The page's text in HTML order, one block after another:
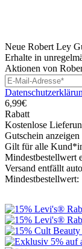
Neue Robert Ley
Erhalte in
Aktionen von
6,99€
Rabatt
Kostenlose
Gutschein anzeigen
Gilt für alle
Mindestbestellwert
Versand entfällt
Mindestbestellwert: